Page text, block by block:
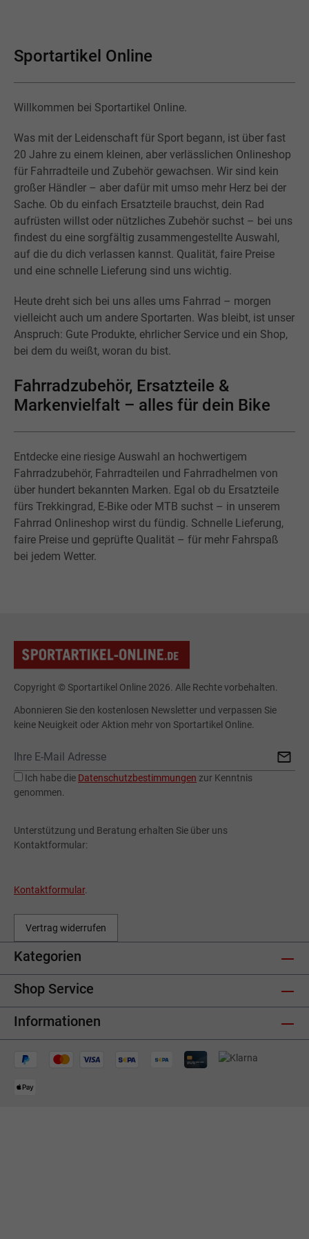
Sportartikel Online
Willkommen bei Sportartikel Online.
Was mit der Leidenschaft für Sport begann, ist über fast
20 Jahre zu einem kleinen, aber verlässlichen Onlineshop
für Fahrradteile und Zubehör gewachsen. Wir sind kein
großer Händler – aber dafür mit umso mehr Herz bei der
Sache. Ob du einfach Ersatzteile brauchst, dein Rad
aufrüsten willst oder nützliches Zubehör suchst – bei uns
findest du eine sorgfältig zusammengestellte Auswahl,
auf die du dich verlassen kannst. Qualität, faire Preise
und eine schnelle Lieferung sind uns wichtig.
Heute dreht sich bei uns alles ums Fahrrad – morgen
vielleicht auch um andere Sportarten. Was bleibt, ist unser
Anspruch: Gute Produkte, ehrlicher Service und ein Shop,
bei dem du weißt, woran du bist.
Fahrradzubehör, Ersatzteile &
Markenvielfalt – alles für dein Bike
Entdecke eine riesige Auswahl an hochwertigem
Fahrradzubehör, Fahrradteilen und Fahrradhelmen von
über hundert bekannten Marken. Egal ob du Ersatzteile
fürs Trekkingrad, E-Bike oder MTB suchst – in unserem
Fahrrad Onlineshop wirst du fündig. Schnelle Lieferung,
faire Preise und geprüfte Qualität – für mehr Fahrspaß
bei jedem Wetter.
Copyright © Sportartikel Online 2026. Alle Rechte vorbehalten.
Abonnieren Sie den kostenlosen Newsletter und verpassen Sie
keine Neuigkeit oder Aktion mehr von Sportartikel Online.
Ich habe die Datenschutzbestimmungen zur Kenntnis
genommen.
Unterstützung und Beratung erhalten Sie über uns
Kontaktformular:
Kontaktformular.
Vertrag widerrufen
Kategorien
Shop Service
Informationen